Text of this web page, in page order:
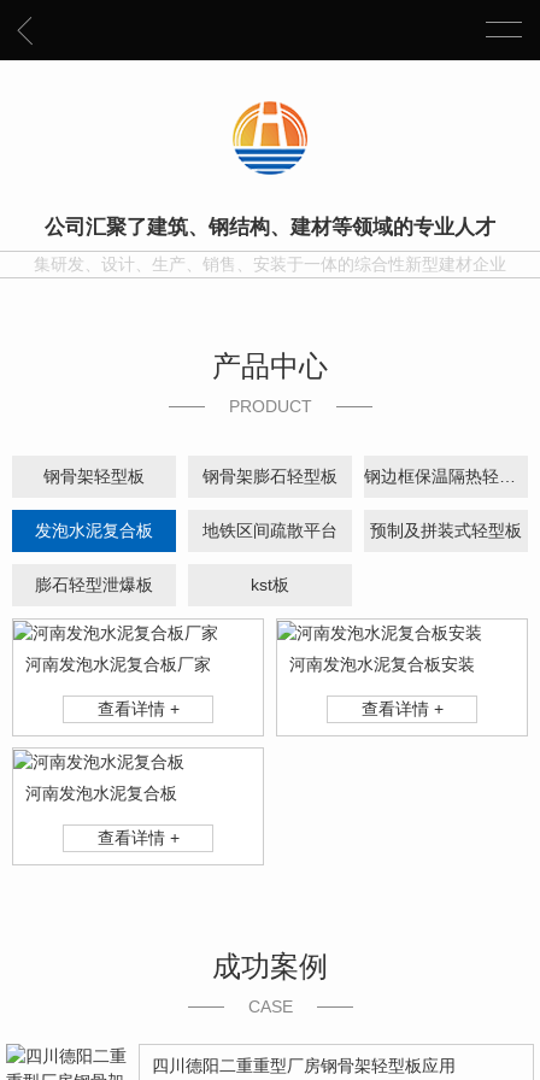
公司汇聚了建筑、钢结构、建材等领域的专业人才
集研发、设计、生产、销售、安装于一体的综合性新型建材企业
产品中心
PRODUCT
钢骨架轻型板 钢骨架膨石轻型板
发泡水泥复合板 地铁区间疏散平台 预制及拼装式轻型板
膨石轻型泄爆板 kst板
河南发泡水泥复合板厂家
查看详情 +
河南发泡水泥复合板安装
查看详情 +
河南发泡水泥复合板
查看详情 +
成功案例
CASE
四川德阳二重重型厂房钢骨架轻型板应用